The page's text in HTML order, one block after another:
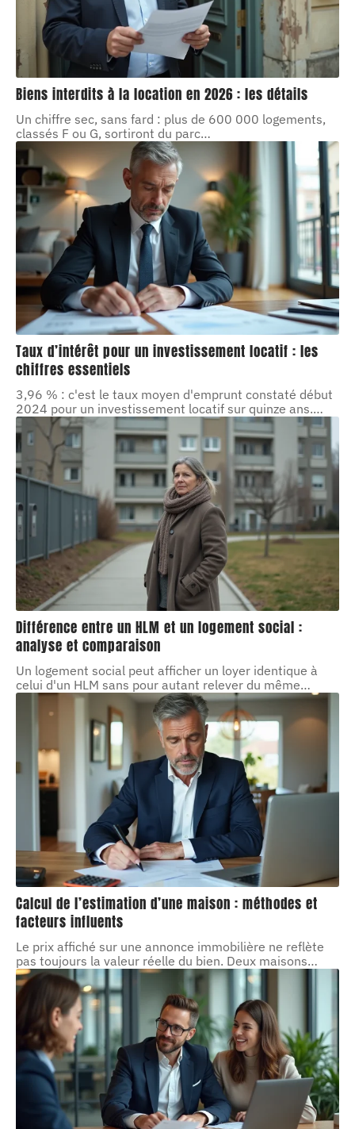
Biens interdits à la location en 2026 : les détails
Un chiffre sec, sans fard : plus de 600 000 logements,
classés F ou G, sortiront du parc…
Taux d’intérêt pour un investissement locatif : les
chiffres essentiels
3,96 % : c'est le taux moyen d'emprunt constaté début
2024 pour un investissement locatif sur quinze ans.…
Différence entre un HLM et un logement social :
analyse et comparaison
Un logement social peut afficher un loyer identique à
celui d'un HLM sans pour autant relever du même…
Calcul de l’estimation d’une maison : méthodes et
facteurs influents
Le prix affiché sur une annonce immobilière ne reflète
pas toujours la valeur réelle du bien. Deux maisons…